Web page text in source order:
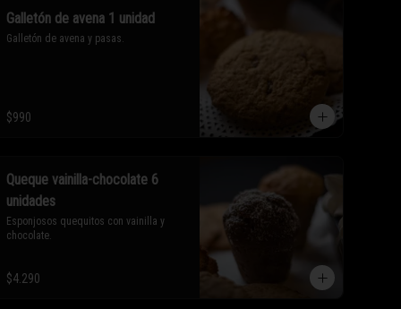
Galletón de avena 1 unidad
Galletón de avena y pasas.
$990
Queque vainilla-chocolate 6
unidades
Esponjosos quequitos con vainilla y
chocolate.
$4.290